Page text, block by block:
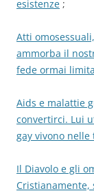
esistenze ;
Atti
ammorba il
fede ormai
Aids e malattie
convertirci. Lui
gay vivono
Il Diavolo e gli
Cristianamente,